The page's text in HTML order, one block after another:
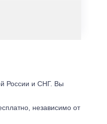
России и СНГ. Вы
независимо от